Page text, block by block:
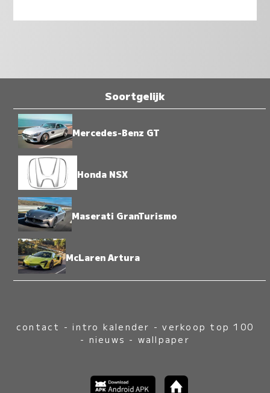
Soortgelijk
Mercedes-Benz GT
Honda NSX
Maserati GranTurismo
McLaren Artura
contact -intro kalender -verkoop top 100
- nieuws - wallpaper